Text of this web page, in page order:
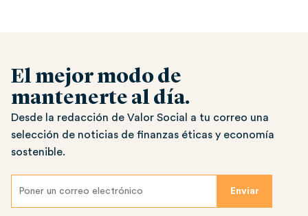
El mejor modo de
mantenerte al día.
Desde la redacción de Valor Social a tu correo una
selección de noticias de finanzas éticas y economía
sostenible.